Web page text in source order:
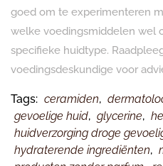
goed om te experimenteren
welke voedingsmiddelen wel
specifieke huidtype.
voedingsdeskundige voor
Tags: ceramiden,
gevoelige huid, glycerine,
huidverzorging droge
hydraterende ingrediënten,